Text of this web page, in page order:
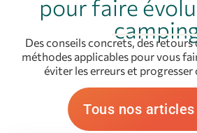
pour faire
Des conseils concrets, des retours
méthodes applicables pour vous
éviter les erreurs et
Tous nos articles